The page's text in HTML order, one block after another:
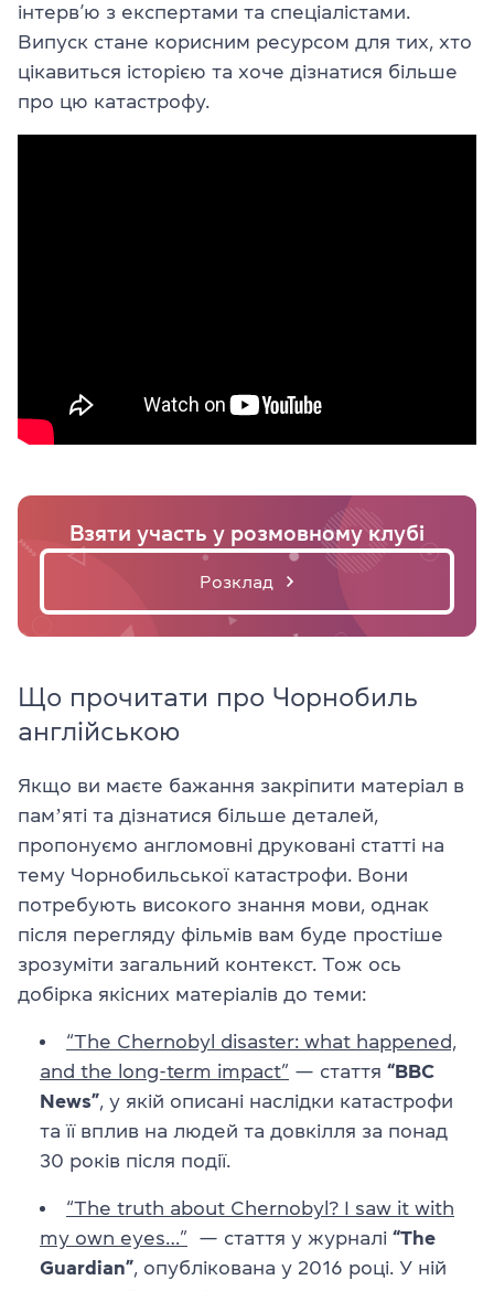
інтерв’ю з експертами та спеціалістами.
Випуск стане корисним ресурсом для тих, хто
цікавиться історією та хоче дізнатися більше
про цю катастрофу.
Взяти участь у розмовному клубі
Розклад
Що прочитати про Чорнобиль
англійською
Якщо ви маєте бажання закріпити матеріал в
памʼяті та дізнатися більше деталей,
пропонуємо англомовні друковані статті на
тему Чорнобильської катастрофи. Вони
потребують високого знання мови, однак
після перегляду фільмів вам буде простіше
зрозуміти загальний контекст. Тож ось
добірка якісних матеріалів до теми:
“The Chernobyl disaster: what happened,
and the long-term impact” — стаття “BBC
News”, у якій описані наслідки катастрофи
та її вплив на людей та довкілля за понад
30 років після події.
“The truth about Chernobyl? I saw it with
my own eyes…” — стаття у журналі “The
Guardian”, опублікована у 2016 році. У ній